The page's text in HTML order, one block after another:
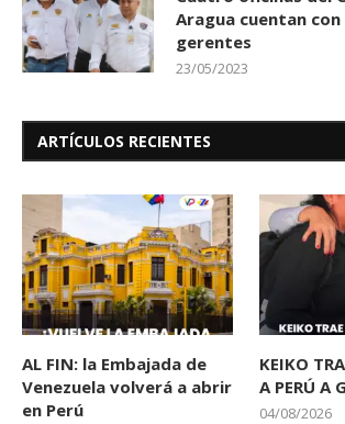
Aragua cuentan con
gerentes
23/05/2023
ARTÍCULOS RECIENTES
AL FIN: la Embajada de
Venezuela volverá a abrir
en Perú
KEIKO
A PERÚ A
04/08/2026